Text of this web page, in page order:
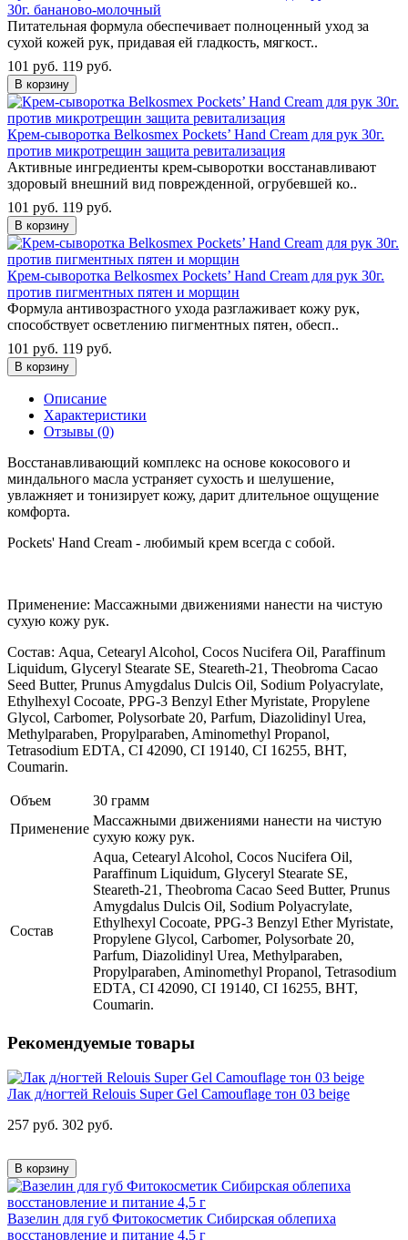
30г. бананово-молочный
Питательная формула обеспечивает полноценный уход за
сухой кожей рук, придавая ей гладкость, мягкост..
101 руб. 119 руб.
В корзину
Крем-сыворотка Belkosmex Pockets’ Hand Cream для рук 30г.
против микротрещин защита ревитализация
Активные ингредиенты крем-сыворотки восстанавливают
здоровый внешний вид поврежденной, огрубевшей ко..
101 руб. 119 руб.
В корзину
Крем-сыворотка Belkosmex Pockets’ Hand Cream для рук 30г.
против пигментных пятен и морщин
Формула антивозрастного ухода разглаживает кожу рук,
способствует осветлению пигментных пятен, обесп..
101 руб. 119 руб.
В корзину
Описание
Характеристики
Отзывы (0)
Восстанавливающий комплекс на основе кокосового и
миндального масла устраняет сухость и шелушение,
увлажняет и тонизирует кожу, дарит длительное ощущение
комфорта.
Pockets' Hand Cream - любимый крем всегда с собой.
Применение: Массажными движениями нанести на чистую
сухую кожу рук.
Состав: Aqua, Cetearyl Alcohol, Cocos Nucifera Oil, Paraffinum
Liquidum, Glyceryl Stearate SE, Steareth-21, Theobroma Cacao
Seed Butter, Prunus Amygdalus Dulcis Oil, Sodium Polyacrylate,
Ethylhexyl Cocoate, PPG-3 Benzyl Ether Myristate, Propylene
Glycol, Carbomer, Polysorbate 20, Parfum, Diazolidinyl Urea,
Methylparaben, Propylparaben, Aminomethyl Propanol,
Tetrasodium EDTA, CI 42090, CI 19140, CI 16255, BHT,
Coumarin.
Объем
30 грамм
Применение
Массажными движениями нанести на чистую
сухую кожу рук.
Состав
Aqua, Cetearyl Alcohol, Cocos Nucifera Oil,
Paraffinum Liquidum, Glyceryl Stearate SE,
Steareth-21, Theobroma Cacao Seed Butter, Prunus
Amygdalus Dulcis Oil, Sodium Polyacrylate,
Ethylhexyl Cocoate, PPG-3 Benzyl Ether Myristate,
Propylene Glycol, Carbomer, Polysorbate 20,
Parfum, Diazolidinyl Urea, Methylparaben,
Propylparaben, Aminomethyl Propanol, Tetrasodium
EDTA, CI 42090, CI 19140, CI 16255, BHT,
Coumarin.
Рекомендуемые товары
Лак д/ногтей Relouis Super Gel Camouflage тон 03 beige
257 руб. 302 руб.
В корзину
Вазелин для губ Фитокосметик Сибирская облепиха
восстановление и питание 4,5 г